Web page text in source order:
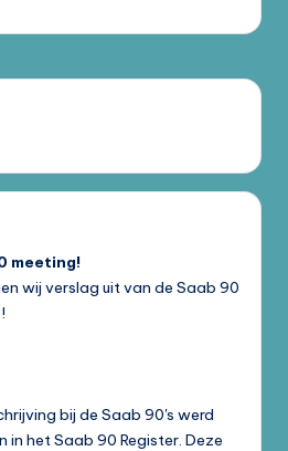
meeting!
wij verslag uit van de Saab 90
bij de Saab 90's werd
in het Saab 90 Register. Deze